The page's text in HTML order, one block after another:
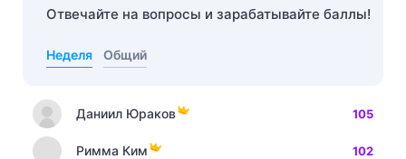
Отвечайте на вопросы и зарабатывайте баллы!
Неделя Общий
Даниил Юраков 105
Римма Ким 102